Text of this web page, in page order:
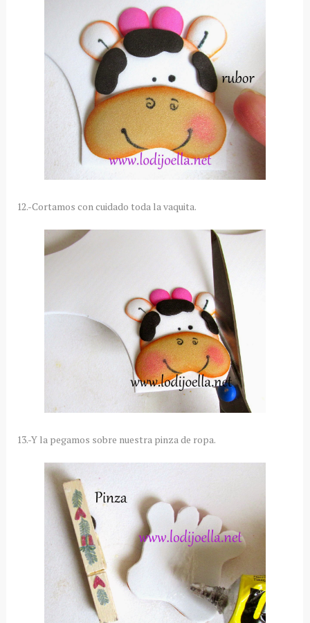
12.-Cortamos con cuidado toda la vaquita.
13.-Y la pegamos sobre nuestra pinza de ropa.